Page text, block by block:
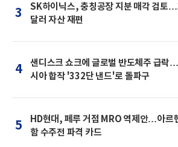
3
SK하이닉스, 충칭공장 지분 매각 검토
달러 자산 재편
4
샌디스크 쇼크에 글로벌 반도체주 급락
시아 합작 '332단 낸드'로 돌파구
5
HD현대, 페루 거점 MRO 역제안…아르
함 수주전 파격 카드